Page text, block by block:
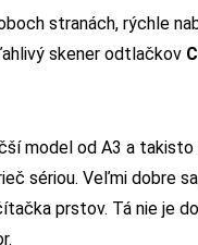
stranách, rýchle
skener odtlačkov
model od A3 a
sériou. Veľmi dobre
prstov. Tá nie je